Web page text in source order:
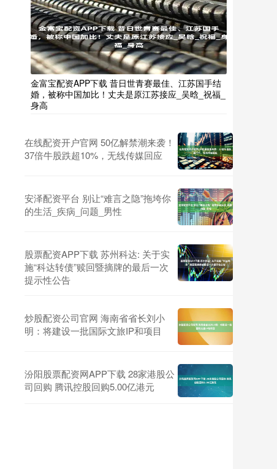
金富宝配资APP下载 昔日世青赛最佳、江苏国手结
婚，被称中国加比！丈夫是原江苏接应_吴晗_祝福_
身高
在线配资开户官网 50亿解禁潮来袭！
37倍牛股跌超10%，无线传媒回应
安泽配资平台 别让“难言之隐”拖垮你
的生活_疾病_问题_男性
股票配资APP下载 苏州科达: 关于实
施“科达转债”赎回暨摘牌的最后一次
提示性公告
炒股配资公司官网 海南省省长刘小
明：将建设一批国际文旅IP和项目
汾阳股票配资网APP下载 28家港股公
司回购 腾讯控股回购5.00亿港元